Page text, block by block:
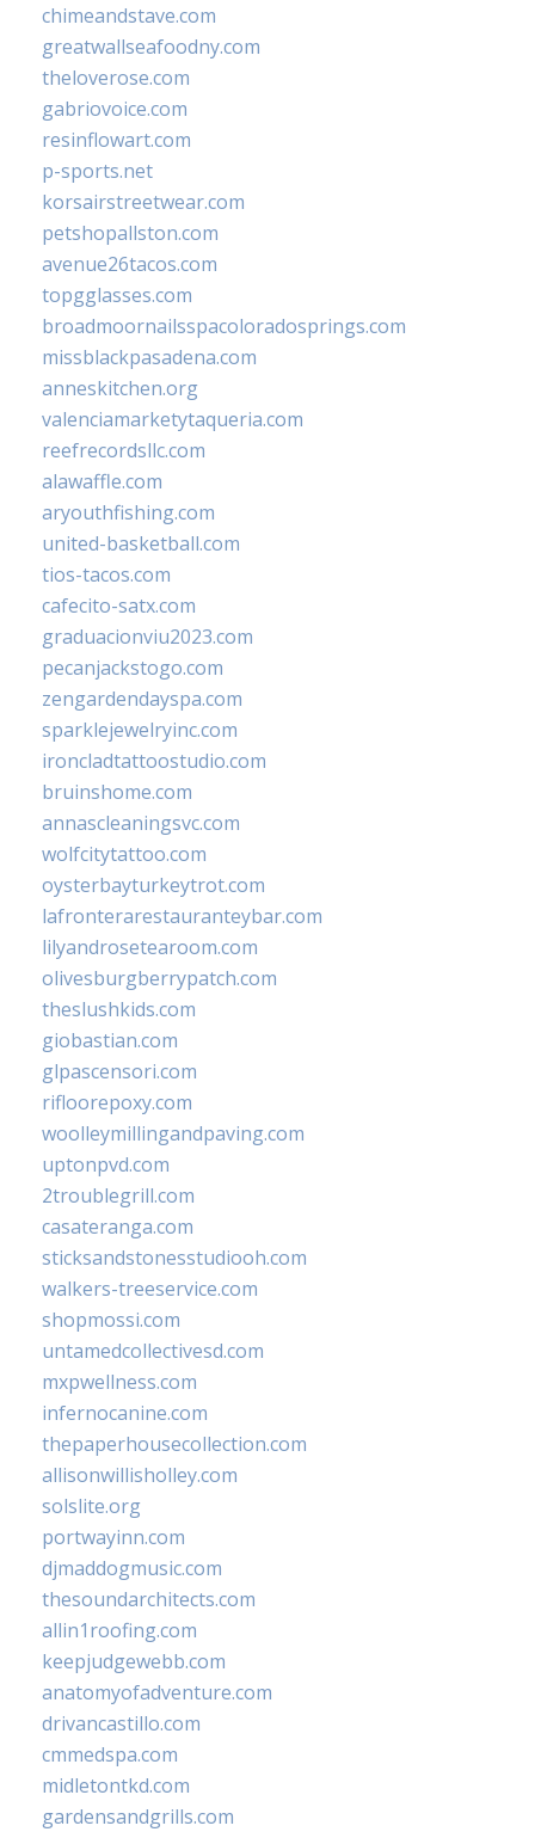
chimeandstave.com
greatwallseafoodny.com
theloverose.com
gabriovoice.com
resinflowart.com
p-sports.net
korsairstreetwear.com
petshopallston.com
avenue26tacos.com
topgglasses.com
broadmoornailsspacoloradosprings.com
missblackpasadena.com
anneskitchen.org
valenciamarketytaqueria.com
reefrecordsllc.com
alawaffle.com
aryouthfishing.com
united-basketball.com
tios-tacos.com
cafecito-satx.com
graduacionviu2023.com
pecanjackstogo.com
zengardendayspa.com
sparklejewelryinc.com
ironcladtattoostudio.com
bruinshome.com
annascleaningsvc.com
wolfcitytattoo.com
oysterbayturkeytrot.com
lafronterarestauranteybar.com
lilyandrosetearoom.com
olivesburgberrypatch.com
theslushkids.com
giobastian.com
glpascensori.com
rifloorepoxy.com
woolleymillingandpaving.com
uptonpvd.com
2troublegrill.com
casateranga.com
sticksandstonesstudiooh.com
walkers-treeservice.com
shopmossi.com
untamedcollectivesd.com
mxpwellness.com
infernocanine.com
thepaperhousecollection.com
allisonwillisholley.com
solslite.org
portwayinn.com
djmaddogmusic.com
thesoundarchitects.com
allin1roofing.com
keepjudgewebb.com
anatomyofadventure.com
drivancastillo.com
cmmedspa.com
midletontkd.com
gardensandgrills.com